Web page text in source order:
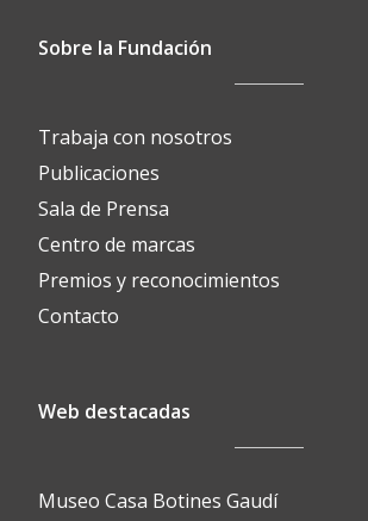
Sobre la Fundación
Trabaja con nosotros
Publicaciones
Sala de Prensa
Centro de marcas
Premios y reconocimientos
Contacto
Web destacadas
Museo Casa Botines Gaudí